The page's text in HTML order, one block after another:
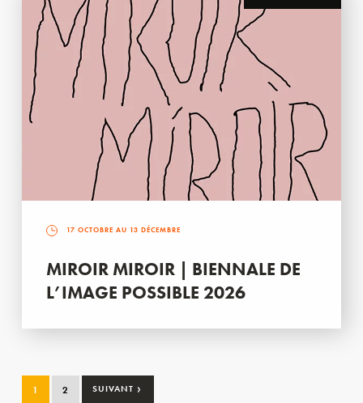
17 OCTOBRE AU 13 DÉCEMBRE
MIROIR MIROIR | BIENNALE DE
L’IMAGE POSSIBLE 2026
1 2 SUIVANT ›